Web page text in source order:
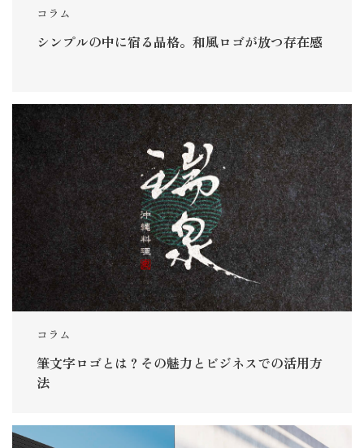
コラム
シンプルの中に宿る品格。和風ロゴが放つ存在感
コラム
筆文字ロゴとは？その魅力とビジネスでの活用方
法